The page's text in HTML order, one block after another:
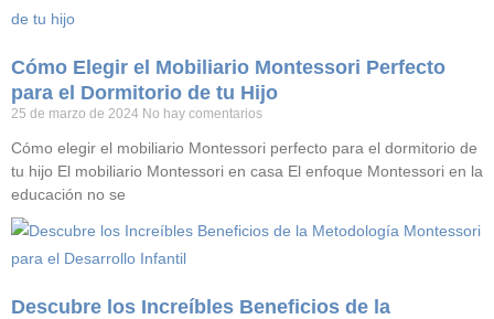
Cómo Elegir el Mobiliario Montessori Perfecto
para el Dormitorio de tu Hijo
25 de marzo de 2024 No hay comentarios
Cómo elegir el mobiliario Montessori perfecto para el dormitorio de
tu hijo El mobiliario Montessori en casa El enfoque Montessori en la
educación no se
Descubre los Increíbles Beneficios de la